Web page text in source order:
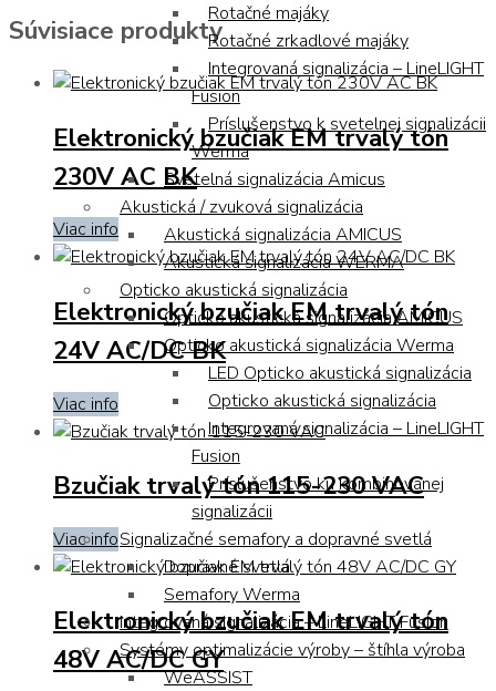
Rotačné majáky
Rotačné zrkadlové majáky
Integrovaná signalizácia – LineLIGHT
Fusion
Príslušenstvo k svetelnej signalizácii
Werma
Svetelná signalizácia Amicus
Akustická / zvuková signalizácia
Akustická signalizácia AMICUS
Akustická signalizácia WERMA
Opticko akustická signalizácia
Opticko akustická signalizácia AMICUS
Opticko akustická signalizácia Werma
LED Opticko akustická signalizácia
Opticko akustická signalizácia
Integrovaná signalizácia – LineLIGHT
Fusion
Príslušenstvo ku kombinovanej
signalizácii
Signalizačné semafory a dopravné svetlá
Dopravné svetlá
Semafory Werma
Integrovaná signalizácia – LineLIGHT Fusion
Systémy optimalizácie výroby – štíhla výroba
WeASSIST
Súvisiace produkty
Elektronický bzučiak EM trvalý tón
230V AC BK
Viac info
Elektronický bzučiak EM trvalý tón
24V AC/DC BK
Viac info
Bzučiak trvalý tón 115-230 VAC
Viac info
Elektronický bzučiak EM trvalý tón
48V AC/DC GY